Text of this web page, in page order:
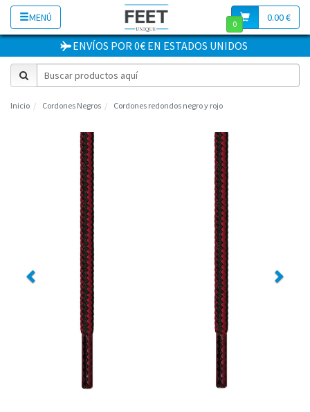
MENÚ 0.00 €
0
ENVÍOS POR 0€ EN ESTADOS UNIDOS
Inicio Cordones Negros Cordones redondos negro y rojo
Previous